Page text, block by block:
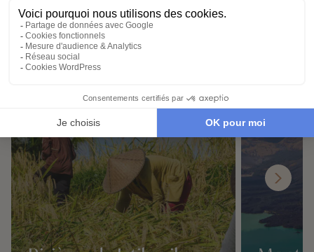
Destinations à proximité de
Tanah Lot